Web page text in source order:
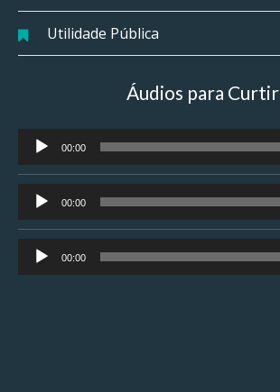
Utilidade Pública
Áudios para Curtir
Tocador
de
áudio
00:00
Tocador
de
áudio
00:00
Tocador
de
00:00